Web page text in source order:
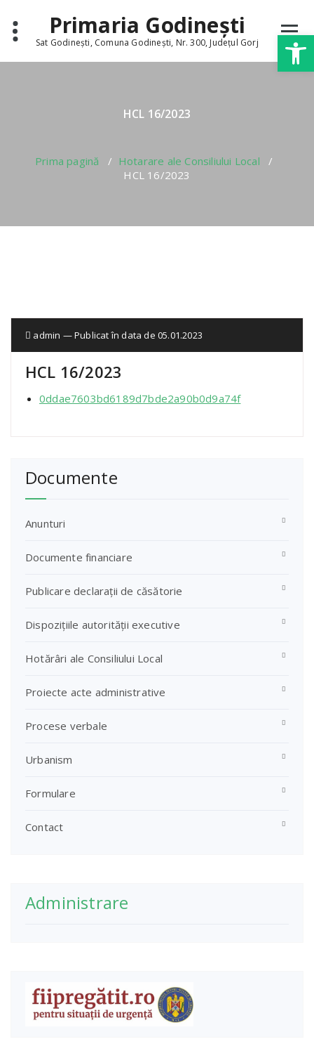
content
Primaria Godinești
Sat Godinești, Comuna Godinești, Nr. 300, Județul Gorj
HCL 16/2023
Prima pagină / Hotarare ale Consiliului Local /
HCL 16/2023
admin — Publicat în data de 05.01.2023
HCL 16/2023
0ddae7603bd6189d7bde2a90b0d9a74f
Documente
Anunturi
Documente financiare
Publicare declarații de căsătorie
Dispozițiile autorității executive
Hotărâri ale Consiliului Local
Proiecte acte administrative
Procese verbale
Urbanism
Formulare
Contact
Administrare